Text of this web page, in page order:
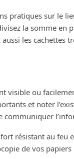
pratiques sur le
la somme en
les cachettes
visible ou
et noter
communiquer
résistant au feu
de vos